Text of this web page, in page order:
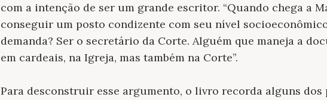
com a intenção de ser um grande escritor. “Quando chega a
conseguir um posto condizente com seu nível
demanda? Ser o secretário da Corte. Alguém que maneja a
em cardeais, na Igreja, mas também na Corte”.
Para desconstruir esse argumento, o livro recorda alguns dos